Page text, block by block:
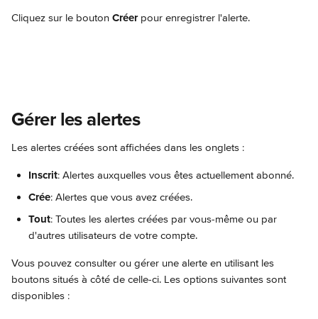
Cliquez sur le bouton Créer pour enregistrer l'alerte.
Gérer les alertes
Les alertes créées sont affichées dans les onglets :
Inscrit: Alertes auxquelles vous êtes actuellement abonné.
Crée: Alertes que vous avez créées.
Tout: Toutes les alertes créées par vous-même ou par
d'autres utilisateurs de votre compte.
Vous pouvez consulter ou gérer une alerte en utilisant les
boutons situés à côté de celle-ci. Les options suivantes sont
disponibles :